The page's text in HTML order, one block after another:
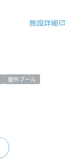
施設詳細
屋外プール